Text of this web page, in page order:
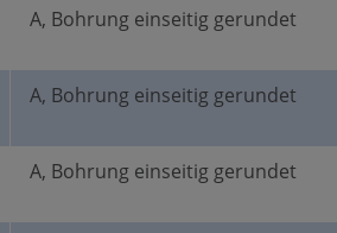
A, Bohrung einseitig gerundet
A, Bohrung einseitig gerundet
A, Bohrung einseitig gerundet